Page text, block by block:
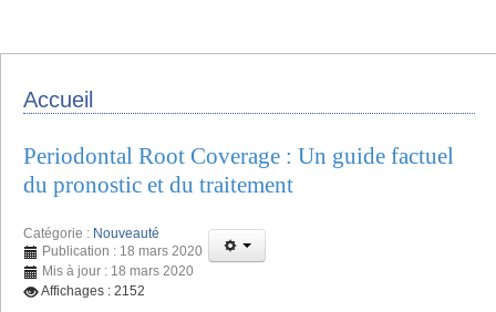
Accueil
Periodontal Root Coverage : Un guide factuel
du pronostic et du traitement
Catégorie : Nouveauté
Publication : 18 mars 2020
Mis à jour : 18 mars 2020
Affichages : 2152